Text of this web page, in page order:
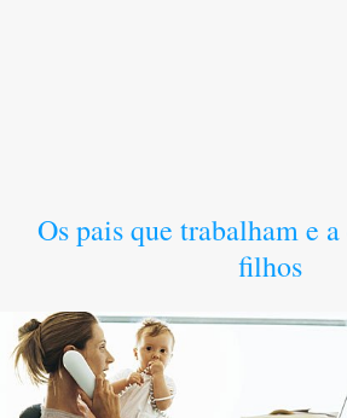
Os pais que trabalham e
filhos